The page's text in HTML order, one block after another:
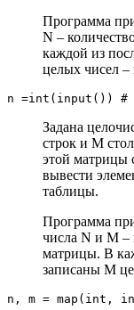
Программа
N –
каждой из
целых чисел
n =int(input()) #
Задана
строк и M
этой матрицы
вывести
таблицы.
Программа
числа N и M –
матрицы. В
записаны M
n, m = map(int,